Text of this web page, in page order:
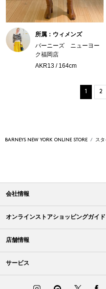
所属：ウィメンズ
バーニーズ ニューヨー
ク福岡店
AKR13 / 164cm
1 2
BARNEYS NEW YORK ONLINE STORE ス
会社情報
オンラインストアショッピングガイド
店舗情報
サービス